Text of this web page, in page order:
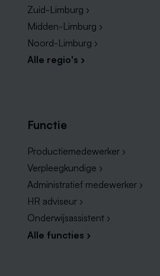
uur) werkweek
(ORT)
van 8,33% van je
deze punten afvinken?
IG op minimaal mbo-
of affiniteit met de ouder
en verzorging
sociale emotionele
Zuid-Limburg ›
Midden-Limburg ›
Noord-Limburg ›
Alle regio's ›
Functie
Productiemedewerker ›
Verpleegkundige ›
Administratief medewerker ›
HR adviseur ›
Onderwijsassistent ›
Alle functies ›